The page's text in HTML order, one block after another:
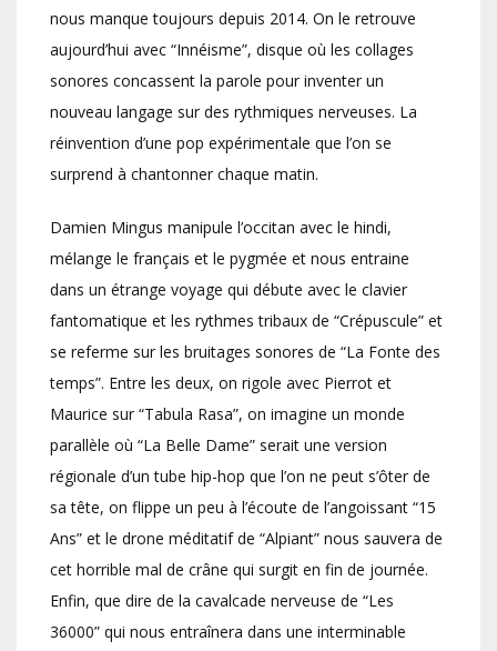
nous manque toujours depuis 2014. On le retrouve
aujourd’hui avec “Innéisme”, disque où les collages
sonores concassent la parole pour inventer un
nouveau langage sur des rythmiques nerveuses. La
réinvention d’une pop expérimentale que l’on se
surprend à chantonner chaque matin.
Damien Mingus manipule l’occitan avec le hindi,
mélange le français et le pygmée et nous entraine
dans un étrange voyage qui débute avec le clavier
fantomatique et les rythmes tribaux de “Crépuscule” et
se referme sur les bruitages sonores de “La Fonte des
temps”. Entre les deux, on rigole avec Pierrot et
Maurice sur “Tabula Rasa”, on imagine un monde
parallèle où “La Belle Dame” serait une version
régionale d’un tube hip-hop que l’on ne peut s’ôter de
sa tête, on flippe un peu à l’écoute de l’angoissant “15
Ans” et le drone méditatif de “Alpiant” nous sauvera de
cet horrible mal de crâne qui surgit en fin de journée.
Enfin, que dire de la cavalcade nerveuse de “Les
36000” qui nous entraînera dans une interminable